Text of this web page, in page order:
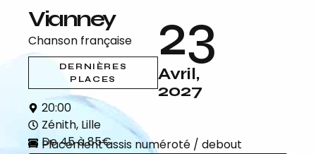
Vianney
Chanson française
DERNIÈRES
PLACES
23
Avril,
2027
20:00
Zénith, Lille
De 45 à 85€
Placement assis numéroté / debout